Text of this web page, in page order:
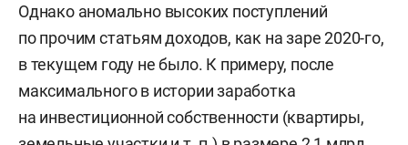
Однако аномально высоких поступлений
по прочим статьям доходов, как на заре 2020-го,
в текущем году не было. К примеру, после
максимального в истории заработка
на инвестиционной собственности (квартиры,